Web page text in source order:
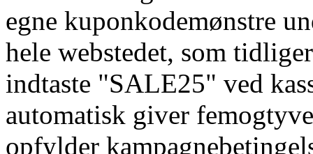
egne kuponkodemønstre
hele webstedet, som
indtaste "SALE25" ved
automatisk giver
opfylder